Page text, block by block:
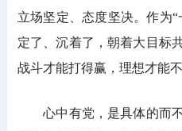
立场坚定、态度坚决。作为
定了、沉着了，朝着大目标
战斗才能打得赢，理想才能不
心中有党，是具体的而不